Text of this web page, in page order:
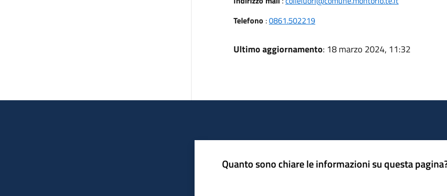
Telefono :0861.502219
Ultimo aggiornamento: 18 marzo 2024, 11:32
Quanto sono chiare le informazioni su questa